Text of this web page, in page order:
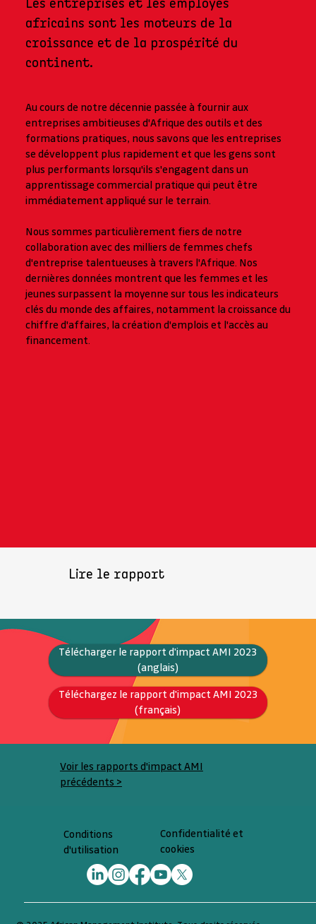
africains sont les moteurs de la
croissance et de la prospérité du
continent.
Au cours de notre décennie passée à fournir aux
entreprises ambitieuses d'Afrique des outils et des
formations pratiques, nous savons que les entreprises
se développent plus rapidement et que les gens sont
plus performants lorsqu'ils s'engagent dans un
apprentissage commercial pratique qui peut être
immédiatement appliqué sur le terrain.
Nous sommes particulièrement fiers de notre
collaboration avec des milliers de femmes chefs
d'entreprise talentueuses à travers l'Afrique. Nos
dernières données montrent que les femmes et les
jeunes surpassent la moyenne sur tous les indicateurs
clés du monde des affaires, notamment la croissance du
chiffre d'affaires, la création d'emplois et l'accès au
financement.
Lire le rapport
Télécharger le rapport d'impact AMI 2023
(anglais)
Téléchargez le rapport d'impact AMI 2023
(français)
Voir les rapports d'impact AMI
précédents >
Conditions
d'utilisation
Confidentialité et
cookies